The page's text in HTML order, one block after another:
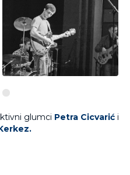
glumci Petra Cicvarić i